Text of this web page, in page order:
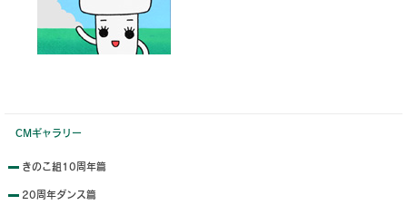
CMギャラリー
きのこ組10周年篇
20周年ダンス篇